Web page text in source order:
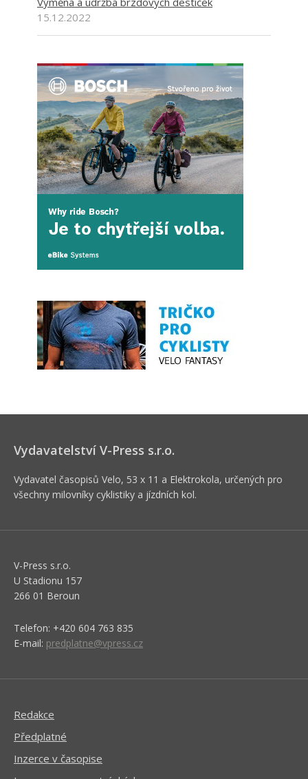
15.12.2022
Vydavatelství V-Press s.r.o.
Vydavatel časopisů Velo, 53 x 11 a Elektrokola, určených pro
všechny milovníky cyklistiky a jízdních kol.
V-Press s.r.o.
U Stadionu 157
266 01 Beroun
Telefon: +420 604 763 835
E-mail: predplatne@vpress.cz
Redakce
Předplatné
Inzerce v časopise